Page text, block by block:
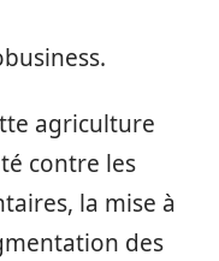
agriculture
contre les
la mise à
des